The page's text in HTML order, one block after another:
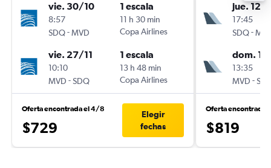
vie. 30/10
8:57
SDQ-MVD
1 escala
11 h 30 min
Copa Airlines
vie. 27/11
10:10
MVD -SDQ
1 escala
13 h 48 min
Copa Airlines
Oferta encontrada el 4/8
$729
Elegir
fechas
jue. 12/
17:45
SDQ-
dom.
13:35
MVD -
Oferta encontrada
$819